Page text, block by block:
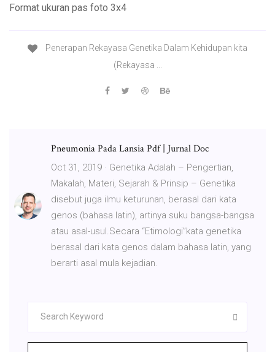
Format ukuran pas foto 3x4
Penerapan Rekayasa Genetika Dalam Kehidupan kita
(Rekayasa ...
Pneumonia Pada Lansia Pdf | Jurnal Doc
Oct 31, 2019 · Genetika Adalah – Pengertian,
Makalah, Materi, Sejarah & Prinsip – Genetika
disebut juga ilmu keturunan, berasal dari kata
genos (bahasa latin), artinya suku bangsa-bangsa
atau asal-usul.Secara “Etimologi”kata genetika
berasal dari kata genos dalam bahasa latin, yang
berarti asal mula kejadian.